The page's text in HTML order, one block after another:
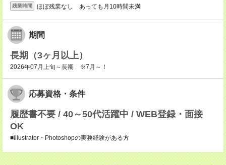
残業時間 ほぼ残業なし あっても月10時間未満
期間
長期（3ヶ月以上）
2026年07月上旬～長期 ※7月～！
応募資格・条件
履歴書不要 / 40～50代活躍中 / WEB登録・面接
OK
■illustrator・Photoshopの実務経験がある方